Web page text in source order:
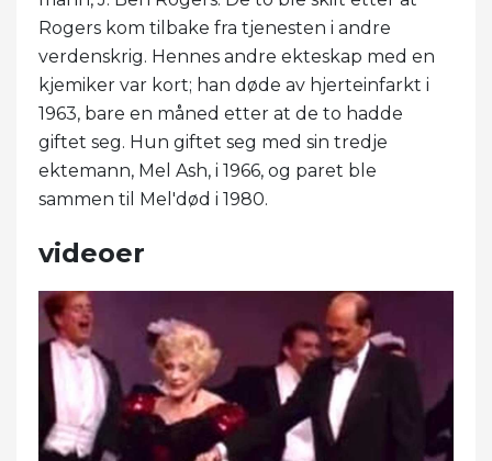
Rogers kom tilbake fra tjenesten i andre
verdenskrig. Hennes andre ekteskap med en
kjemiker var kort; han døde av hjerteinfarkt i
1963, bare en måned etter at de to hadde
giftet seg. Hun giftet seg med sin tredje
ektemann, Mel Ash, i 1966, og paret ble
sammen til Mel'død i 1980.
videoer